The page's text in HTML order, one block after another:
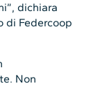
dichiara
di Federcoop
Non